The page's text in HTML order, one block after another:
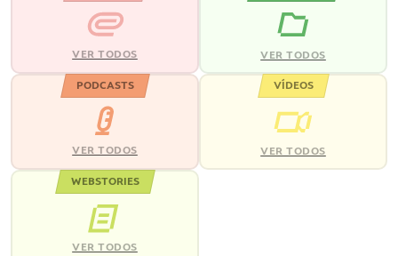
VER TODOS VER TODOS
PODCASTS
VER TODOS
VÍDEOS
VER TODOS
WEBSTORIES
VER TODOS